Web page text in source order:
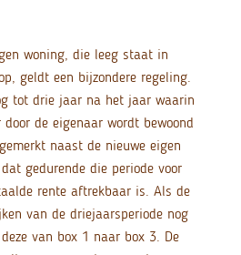
woning, die leeg staat in
geldt een bijzondere regeling.
tot drie jaar na het jaar waarin
de eigenaar wordt bewoond
naast de nieuwe eigen
gedurende die periode voor
rente aftrekbaar is. Als de
van de driejaarsperiode nog
van box 1 naar box 3. De